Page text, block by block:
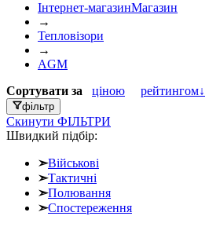
Інтернет-магазинМагазин
→
Тепловізори
→
AGM
Сортувати за ціною рейтингом↓
фільтр
Скинути ФІЛЬТРИ
Швидкий підбір:
➣Військові
➣Тактичні
➣Полювання
➣Спостереження